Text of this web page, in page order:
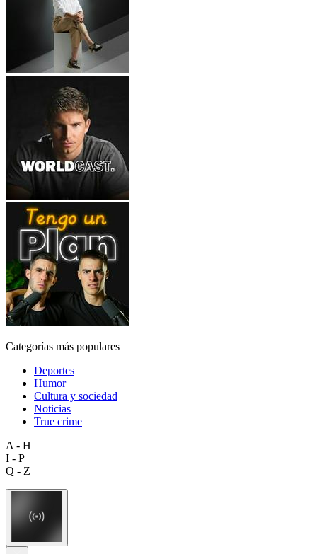
Categorías más populares
Deportes
Humor
Cultura y sociedad
Noticias
True crime
A - H
I - P
Q - Z